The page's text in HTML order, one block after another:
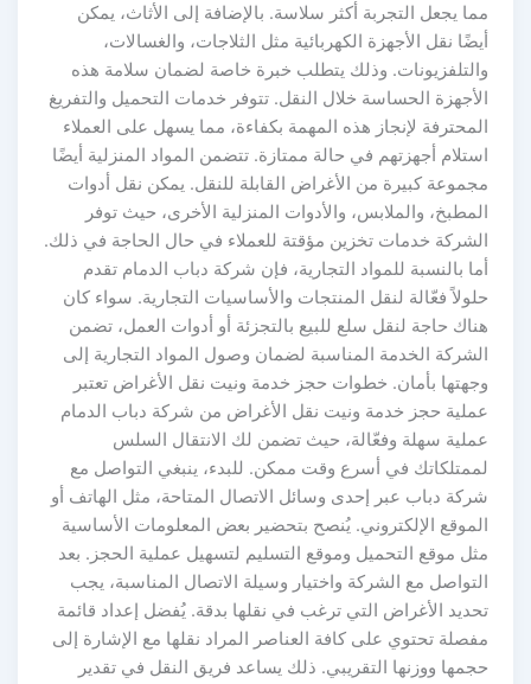
مما يجعل التجربة أكثر سلاسة. بالإضافة إلى الأثاث، يمكن
أيضًا نقل الأجهزة الكهربائية مثل الثلاجات، والغسالات،
والتلفزيونات. وذلك يتطلب خبرة خاصة لضمان سلامة هذه
الأجهزة الحساسة خلال النقل. تتوفر خدمات التحميل والتفريغ
المحترفة لإنجاز هذه المهمة بكفاءة، مما يسهل على العملاء
استلام أجهزتهم في حالة ممتازة. تتضمن المواد المنزلية أيضًا
مجموعة كبيرة من الأغراض القابلة للنقل. يمكن نقل أدوات
المطبخ، والملابس، والأدوات المنزلية الأخرى، حيث توفر
الشركة خدمات تخزين مؤقتة للعملاء في حال الحاجة في ذلك.
أما بالنسبة للمواد التجارية، فإن شركة دباب الدمام تقدم
حلولاً فعّالة لنقل المنتجات والأساسيات التجارية. سواء كان
هناك حاجة لنقل سلع للبيع بالتجزئة أو أدوات العمل، تضمن
الشركة الخدمة المناسبة لضمان وصول المواد التجارية إلى
وجهتها بأمان. خطوات حجز خدمة ونيت نقل الأغراض تعتبر
عملية حجز خدمة ونيت نقل الأغراض من شركة دباب الدمام
عملية سهلة وفعّالة، حيث تضمن لك الانتقال السلس
لممتلكاتك في أسرع وقت ممكن. للبدء، ينبغي التواصل مع
شركة دباب عبر إحدى وسائل الاتصال المتاحة، مثل الهاتف أو
الموقع الإلكتروني. يُنصح بتحضير بعض المعلومات الأساسية
مثل موقع التحميل وموقع التسليم لتسهيل عملية الحجز. بعد
التواصل مع الشركة واختيار وسيلة الاتصال المناسبة، يجب
تحديد الأغراض التي ترغب في نقلها بدقة. يُفضل إعداد قائمة
مفصلة تحتوي على كافة العناصر المراد نقلها مع الإشارة إلى
حجمها ووزنها التقريبي. ذلك يساعد فريق النقل في تقدير